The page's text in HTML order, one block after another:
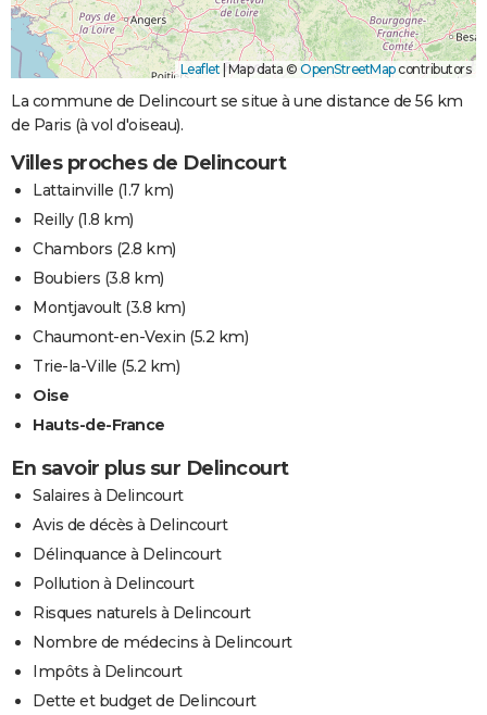
Leaflet Map data © OpenStreetMapcontributors
La commune de Delincourt se situe à une distance de 56 km
de Paris (à vol d'oiseau).
Villes proches de Delincourt
Lattainville (1.7 km)
Reilly(1.8 km)
Chambors (2.8 km)
Boubiers (3.8 km)
Montjavoult(3.8 km)
Chaumont-en-Vexin (5.2 km)
Trie-la-Ville (5.2 km)
Oise
Hauts-de-France
En savoir plus sur Delincourt
Salaires à Delincourt
Avis de décès à Delincourt
Délinquance à Delincourt
Pollution à Delincourt
Risques naturels à Delincourt
Nombre de médecins à Delincourt
Impôts à Delincourt
Dette et budget de Delincourt